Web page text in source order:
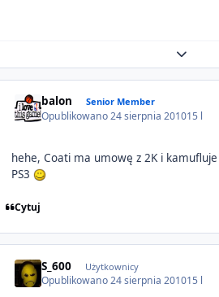
Expand
balon Senior Member
Opublikowano24 sierpnia 201015 l
hehe, Coati ma umowę z 2K i
PS3
Cytuj
S_600 Użytkownicy
Opublikowano24 sierpnia 201015 l